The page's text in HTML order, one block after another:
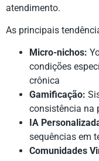
atendimento.
As principais
Micro-nichos:
condições
crônica
Gamificação:
consistência na
IA
sequências em
Comunidades